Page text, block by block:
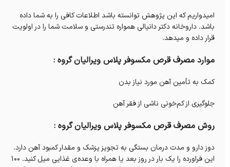
امیدواریم که این پژوهش توانسته باشد اطلاعات کافی را به شما داده
باشد. داروخانه دکتر دانیالی همواره تندرستی و سلامت شما را در اولویت
قرار داده و میدهد.
موارد مصرف قرص مکسوفر پلاس ویرالیان گروه :
کمک به تأمین آهن مورد نیاز بدن
جلوگیری از کم‌خونی ناشی از فقر آهن
روش مصرف قرص مکسوفر پلاس ویرالیان گروه :
دوز دارو و مدت درمان بستگی به تجویز پزشک و مقدار کمبود آهن دارد.
این فراورده را یک بار در روز بعد یا همراه با وعده‌ی غذایی میل کنید. ۱۰۰